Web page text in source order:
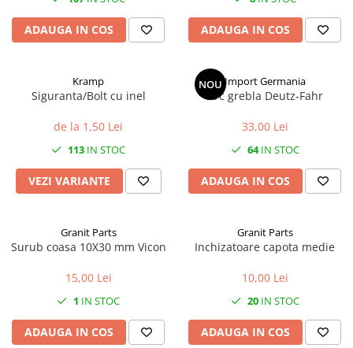
1.8.5. Transmisie punte fața 2 WD
(2x4)
1.8.6. Transmisie punte fața 4 WD
(4x4)
1.8.7. Direcție
transmisie
1.8.10. Volante
1.8.11. Ambreaje lamelare și
2. Piese Utilaje Agricole
ADAUGA IN COS ADAUGA IN COS
Kramp
Siguranta/Bolt cu inel
de la 1,50 Lei
113 IN STOC
VEZI VARIANTE
NOUImport Germania
Arc grebla Deutz-Fahr
33,00 Lei
64IN STOC
ADAUGA IN COS
Granit Parts
Surub coasa 10X30 mm Vicon
15,00 Lei
1 IN STOC
ADAUGA IN COS
Granit Parts
Inchizatoare capota medie
10,00 Lei
20IN STOC
ADAUGA IN COS